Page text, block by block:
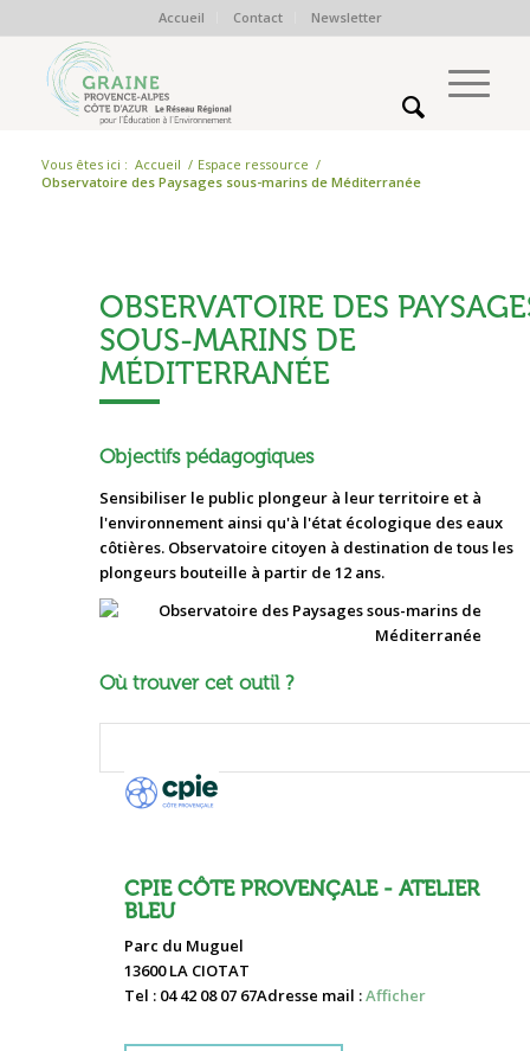
Accueil Contact Newsletter
Vous êtes ici : Accueil / Espace ressource /
Observatoire des Paysages sous-marins de Méditerranée
OBSERVATOIRE DES
SOUS-MARINS DE
MÉDITERRANÉE
Objectifs pédagogiques
Sensibiliser le public plongeur à leur territoire et à
l'environnement ainsi qu'à l'état écologique des eaux
côtières. Observatoire citoyen à destination de tous les
plongeurs bouteille à partir de 12 ans.
Où trouver cet outil ?
CPIE CÔTE PROVENÇALE - ATELIER
BLEU
Parc du Muguel
13600 LA CIOTAT
Tel : 04 42 08 07 67Adresse mail :Afficher